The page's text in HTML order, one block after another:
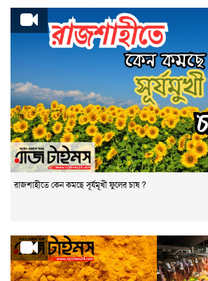
রাজশাহীতে কেন কমছে সূর্যমূখী ফুলের চাষ ?